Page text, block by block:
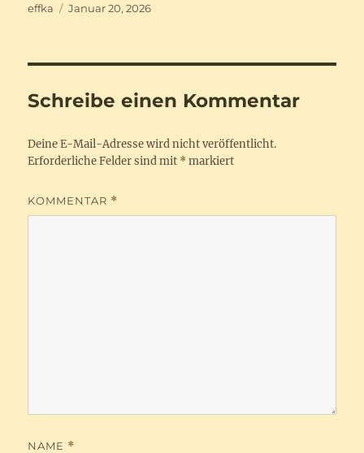
Autor
effka
Veröffentlicht
Januar 20, 2026
Schreibe einen Kommentar
Deine E-Mail-Adresse wird nicht veröffentlicht.
Erforderliche Felder sind mit * markiert
KOMMENTAR *
NAME *